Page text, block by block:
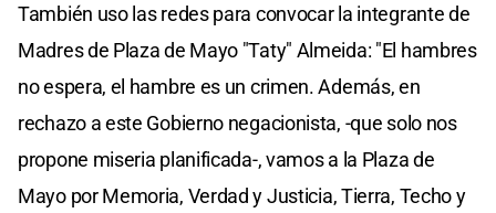
También uso las redes para convocar la integrante de
Madres de Plaza de Mayo "Taty" Almeida: "El hambres
no espera, el hambre es un crimen. Además, en
rechazo a este Gobierno negacionista, -que solo nos
propone miseria planificada-, vamos a la Plaza de
Mayo por Memoria, Verdad y Justicia, Tierra, Techo y